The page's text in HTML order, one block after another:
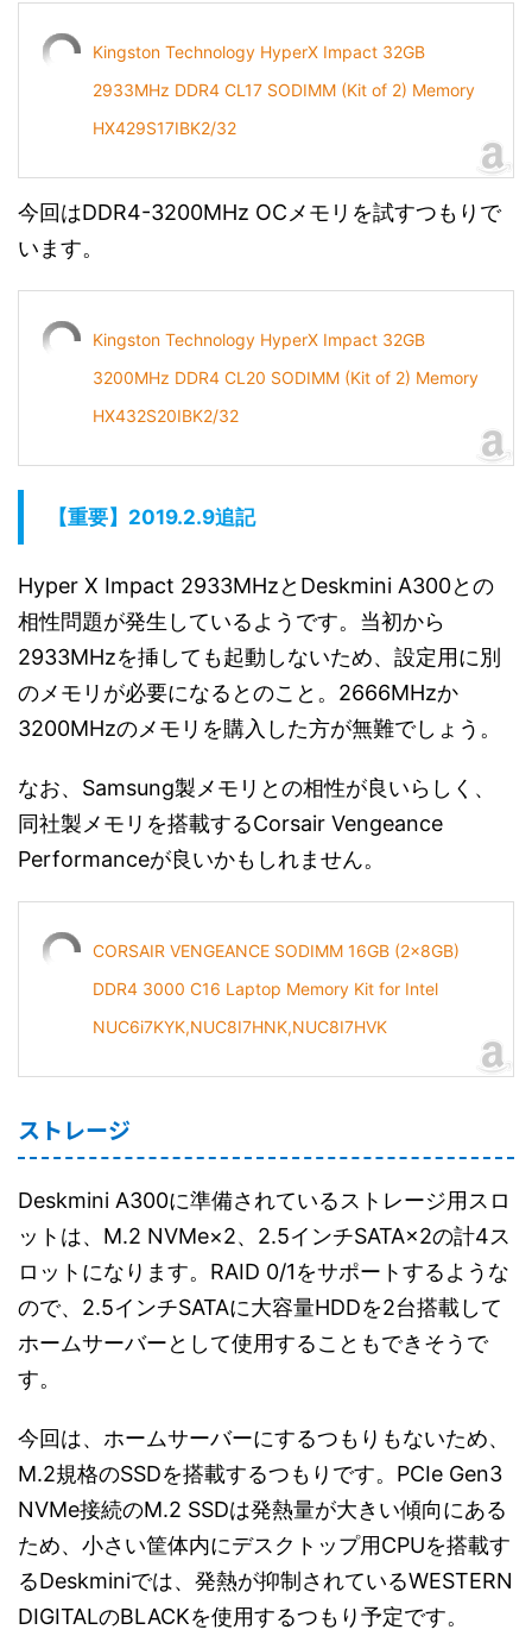
Kingston Technology HyperX Impact 32GB
2933MHz DDR4 CL17 SODIMM (Kit of 2) Memory
HX429S17IBK2/32
今回はDDR4-3200MHz OCメモリを試すつもりで
います。
Kingston Technology HyperX Impact 32GB
3200MHz DDR4 CL20 SODIMM (Kit of 2) Memory
HX432S20IBK2/32
【重要】2019.2.9追記
Hyper X Impact 2933MHzとDeskmini A300との
相性問題が発生しているようです。当初から
2933MHzを挿しても起動しないため、設定用に別
のメモリが必要になるとのこと。2666MHzか
3200MHzのメモリを購入した方が無難でしょう。
なお、Samsung製メモリとの相性が良いらしく、
同社製メモリを搭載するCorsair Vengeance
Performanceが良いかもしれません。
CORSAIR VENGEANCE SODIMM 16GB (2x8GB)
DDR4 3000 C16 Laptop Memory Kit for Intel
NUC6i7KYK,NUC8I7HNK,NUC8I7HVK
ストレージ
Deskmini A300に準備されているストレージ用スロ
ットは、M.2 NVMe×2、2.5インチSATA×2の計4ス
ロットになります。RAID 0/1をサポートするような
ので、2.5インチSATAに大容量HDDを2台搭載して
ホームサーバーとして使用することもできそうで
す。
今回は、ホームサーバーにするつもりもないため、
M.2規格のSSDを搭載するつもりです。PCIe Gen3
NVMe接続のM.2 SSDは発熱量が大きい傾向にある
ため、小さい筐体内にデスクトップ用CPUを搭載す
るDeskminiでは、発熱が抑制されているWESTERN
DIGITALのBLACKを使用するつもり予定です。